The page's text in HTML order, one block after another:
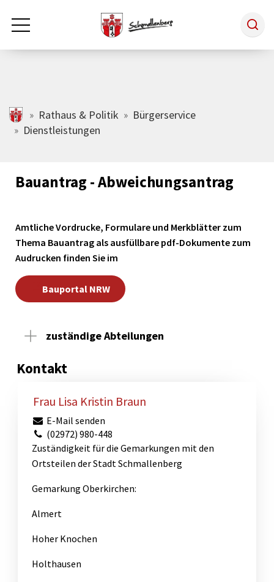
Zum Hauptinhalt springen
Rathaus & Politik
Tourismus
Freizeit & Kultur
schmallenberg.de
Rathaus & Politik
Bürgerservice
Dienstleistungen
Bauantrag - Abweichungsantrag
Amtliche Vordrucke, Formulare und Merkblätter zum
Thema Bauantrag als ausfüllbare pdf-Dokumente zum
Audrucken finden Sie im
Bauportal NRW
zuständige Abteilungen
Kontakt
Frau Lisa Kristin Braun
E-Mail senden
(02972) 980-448
Zuständigkeit für die Gemarkungen mit den
Ortsteilen der Stadt Schmallenberg
Gemarkung Oberkirchen:
Almert
Hoher Knochen
Holthausen